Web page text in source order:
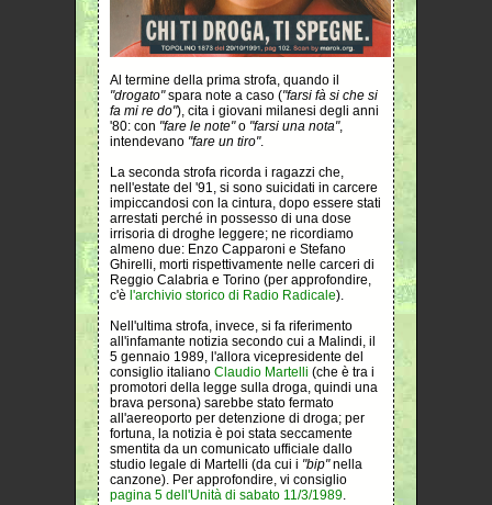
Al termine della prima strofa, quando il
"drogato"spara note a caso ("farsi fà si che si
fa mi re do"), cita i giovani milanesi degli anni
'80: con "fare le note"o "farsi una nota",
intendevano "fare un tiro".
La seconda strofa ricorda i ragazzi che,
nell'estate del '91, si sono suicidati in carcere
impiccandosi con la cintura, dopo essere stati
arrestati perché in possesso di una dose
irrisoria di droghe leggere; ne ricordiamo
almeno due: Enzo Capparoni e Stefano
Ghirelli, morti rispettivamente nelle carceri di
Reggio Calabria e Torino (per approfondire,
c'è l'archivio storico di Radio Radicale).
Nell'ultima strofa, invece, si fa riferimento
all'infamante notizia secondo cui a Malindi, il
5 gennaio 1989, l'allora vicepresidente del
consiglio italiano Claudio Martelli (che è tra i
promotori della legge sulla droga, quindi una
brava persona) sarebbe stato fermato
all'aereoporto per detenzione di droga; per
fortuna, la notizia è poi stata seccamente
smentita da un comunicato ufficiale dallo
studio legale di Martelli (da cui i "bip"nella
canzone). Per approfondire, vi consiglio
pagina 5 dell'Unità di sabato 11/3/1989.